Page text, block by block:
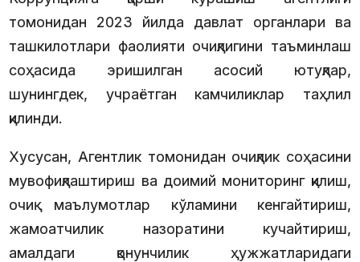
томонидан 2023 йилда давлат органлари ва
ташкилотлари фаолияти очиқлигини таъминлаш
соҳасида эришилган асосий ютуқлар,
шунингдек, учраётган камчиликлар таҳлил
қилинди.
Хусусан, Агентлик томонидан очиқлик соҳасини
мувофиқлаштириш ва доимий мониторинг қилиш,
очиқ маълумотлар кўламини кенгайтириш,
жамоатчилик назоратини кучайтириш,
амалдаги қонунчилик ҳужжатларидаги